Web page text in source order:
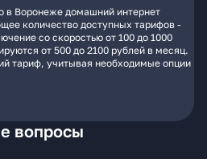
в Воронеже домашний интернет
количество доступных тарифов -
со скоростью от 100 до 1000
от 500 до 2100 рублей в месяц.
тариф, учитывая необходимые опции
вопросы